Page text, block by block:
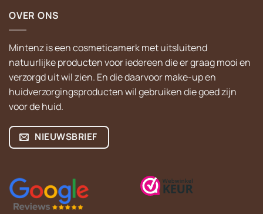
OVER ONS
Mintenz is een cosmeticamerk met uitsluitend
natuurlijke producten voor iedereen die er graag mooi en
verzorgd uit wil zien. En die daarvoor make-up en
huidverzorgingsproducten wil gebruiken die goed zijn
voor de huid.
NIEUWSBRIEF